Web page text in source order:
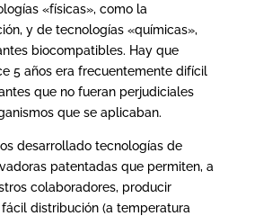
«físicas», como la
y de tecnologías «químicas»,
biocompatibles. Hay que
5 años era frecuentemente difícil
que no fueran perjudiciales
que se aplicaban.
desarrollado tecnologías de
patentadas que permiten, a
colaboradores, producir
distribución (a temperatura